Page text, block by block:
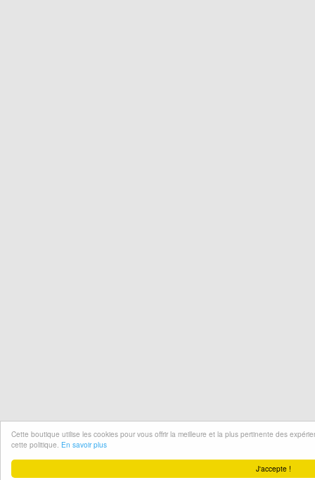
J'accepte !
Cette boutique utilise les cookies pour vous offrir la meilleure et la plus pertinente des
cette politique. En savoir plus